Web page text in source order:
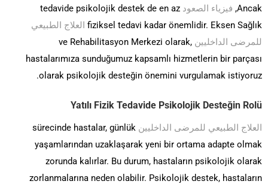
Ancak, فيزياء الصعود tedavide psikolojik destek de en az
fiziksel tedavi kadar önemlidir. Eksen Sağlık العلاج الطبيعي
للمرضى الداخليين ve Rehabilitasyon Merkezi olarak,
hastalarımıza sunduğumuz kapsamlı hizmetlerin bir parçası
olarak psikolojik desteğin önemini vurgulamak istiyoruz.
Yatılı Fizik Tedavide Psikolojik Desteğin Rolü
العلاج الطبيعي للمرضى الداخليين sürecinde hastalar, günlük
yaşamlarından uzaklaşarak yeni bir ortama adapte olmak
zorunda kalırlar. Bu durum, hastaların psikolojik olarak
zorlanmalarına neden olabilir. Psikolojik destek, hastaların